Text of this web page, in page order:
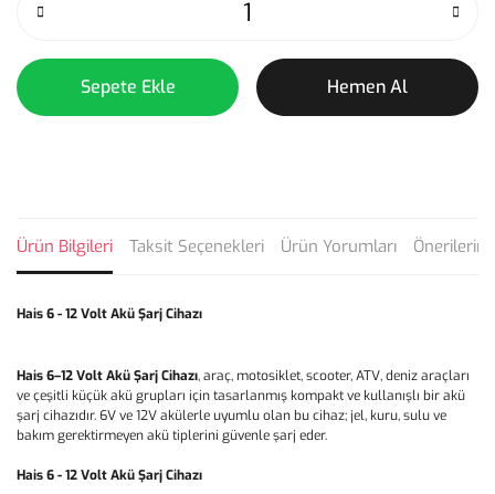
Sepete Ekle Hemen Al
Ürün Bilgileri Taksit Seçenekleri Ürün Yorumları
Hais 6 - 12 Volt Akü Şarj Cihazı
Hais 6–12 Volt Akü Şarj Cihazı, araç, motosiklet, scooter, ATV, deniz araçları
ve çeşitli küçük akü grupları için tasarlanmış kompakt ve kullanışlı bir akü
şarj cihazıdır. 6V ve 12V akülerle uyumlu olan bu cihaz; jel, kuru, sulu ve
bakım gerektirmeyen akü tiplerini güvenle şarj eder.
Hais 6 - 12 Volt Akü Şarj Cihazı